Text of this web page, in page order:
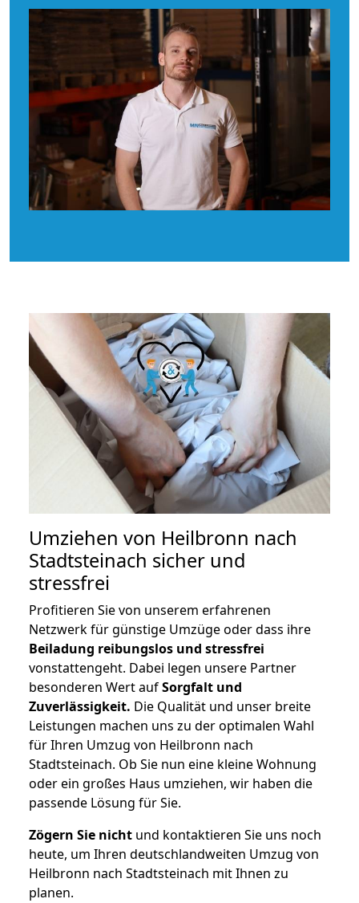
Umziehen von Heilbronn nach
Stadtsteinach sicher und
stressfrei
Profitieren Sie von unserem erfahrenen
Netzwerk für günstige Umzüge oder dass ihre
Beiladung reibungslos und stressfrei
vonstattengeht. Dabei legen unsere Partner
besonderen Wert aufSorgfalt und
Zuverlässigkeit. Die Qualität und unser breite
Leistungen machen uns zu der optimalen Wahl
für Ihren Umzug von Heilbronn nach
Stadtsteinach. Ob Sie nun eine kleine Wohnung
oder ein großes Haus umziehen, wir haben die
passende Lösung für Sie.
Zögern Sie nicht und kontaktieren Sie uns noch
heute, um Ihren deutschlandweiten Umzug von
Heilbronn nach Stadtsteinach mit Ihnen zu
planen.